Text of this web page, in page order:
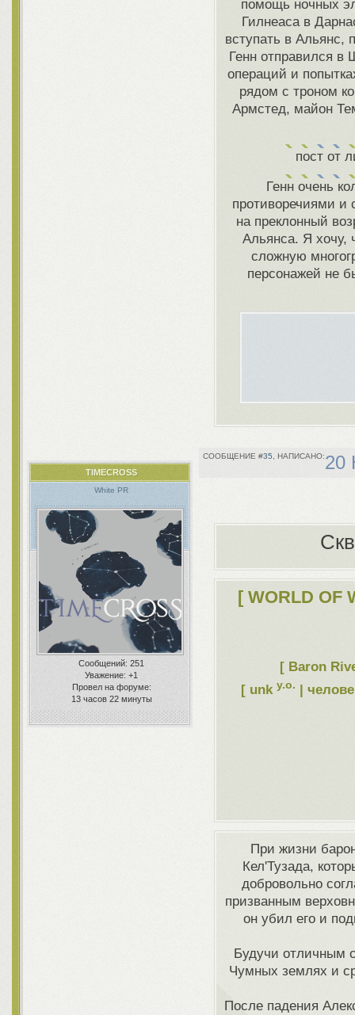
помощь ночных
Гилнеаса в
вступать в Альянс,
Генн отправился в
операций и
рядом с троном
Армстед, майон
пост от
Генн очень
противоречиями и
на преклонный
Альянса. Я хочу,
сложную
персонажей не
35 20
TIMECROSS
White PR
Сообщений: 251
Уважение: +1
Провел на форуме:
13 часов 22 минуты
[ WORLD
[ Baron
[ unk y.o. |
При жизни
Кел'Тузада,
добровольно
призванным
он убил его и
Будучи отличным
Чумных землях и
После падения